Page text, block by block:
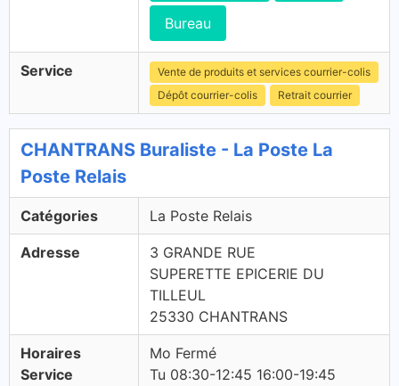
Bureau
Service
Vente de produits et services courrier-colis
Dépôt courrier-colis
Retrait courrier
CHANTRANS Buraliste - La Poste La
Poste Relais
Catégories La Poste Relais
Adresse
3 GRANDE RUE
SUPERETTE EPICERIE DU
TILLEUL
25330 CHANTRANS
Horaires
Service
Mo Fermé
Tu 08:30-12:45 16:00-19:45